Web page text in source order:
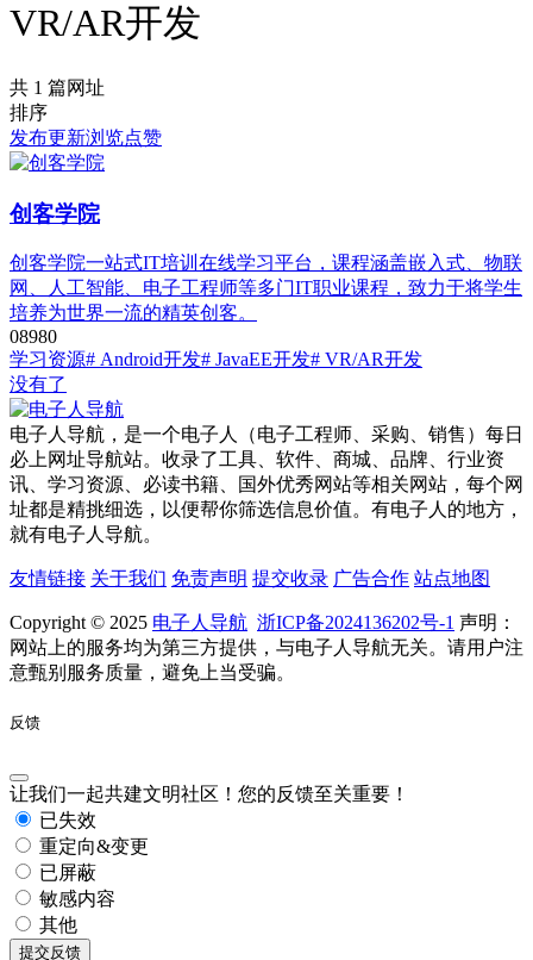
VR/AR开发
共 1 篇网址
排序
发布更新浏览点赞
创客学院
创客学院一站式IT培训在线学习平台，课程涵盖嵌入式、物联
网、人工智能、电子工程师等多门IT职业课程，致力于将学生
培养为世界一流的精英创客。
08980
学习资源# Android开发# JavaEE开发# VR/AR开发
没有了
电子人导航，是一个电子人（电子工程师、采购、销售）每日
必上网址导航站。收录了工具、软件、商城、品牌、行业资
讯、学习资源、必读书籍、国外优秀网站等相关网站，每个网
址都是精挑细选，以便帮你筛选信息价值。有电子人的地方，
就有电子人导航。
友情链接 关于我们 免责声明 提交收录 广告合作 站点地图
Copyright © 2025 电子人导航 浙ICP备2024136202号-1 声明：
网站上的服务均为第三方提供，与电子人导航无关。请用户注
意甄别服务质量，避免上当受骗。
反馈
让我们一起共建文明社区！您的反馈至关重要！
已失效
重定向&变更
已屏蔽
敏感内容
其他
提交反馈